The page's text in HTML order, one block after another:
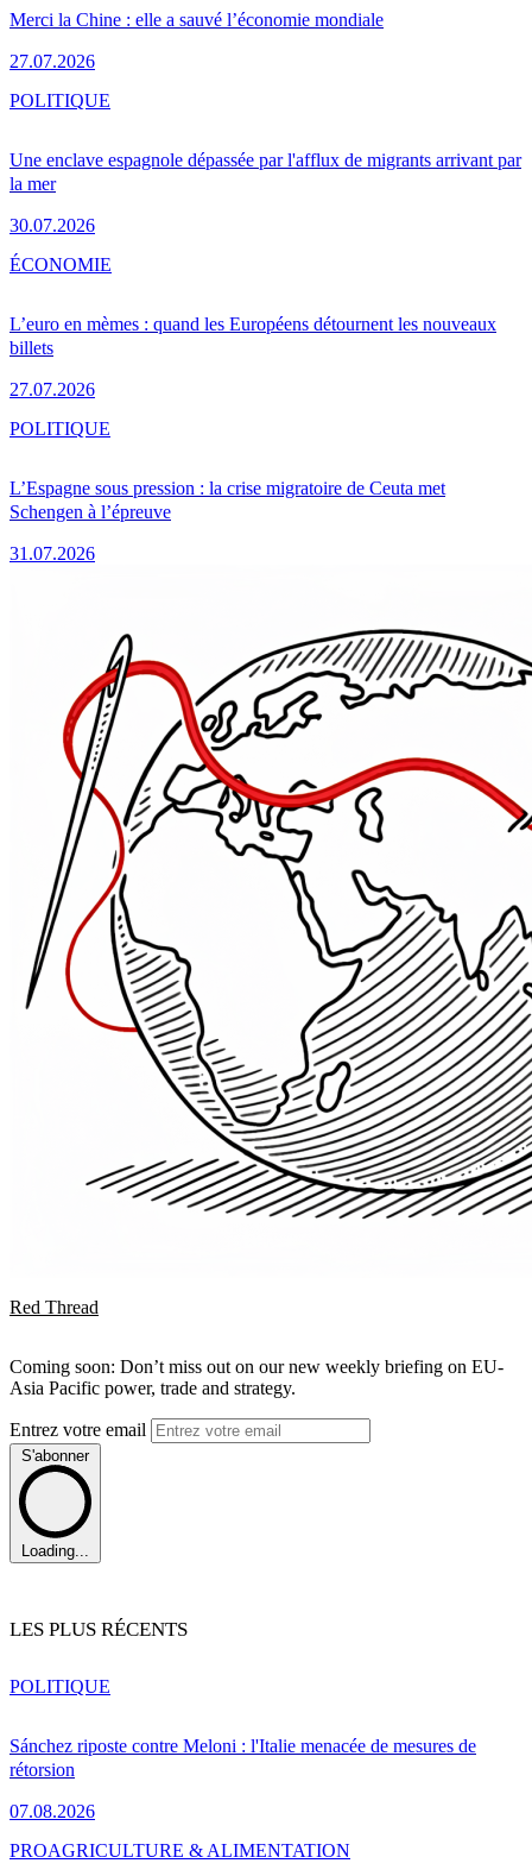
Merci la Chine : elle a sauvé l’économie mondiale
27.07.2026
Une enclave espagnole dépassée par l'afflux de migrants arrivant par
la mer
30.07.2026
POLITIQUE
L’euro en mèmes : quand les Européens détournent les nouveaux
billets
27.07.2026
ÉCONOMIE
L’Espagne sous pression : la crise migratoire de Ceuta met
Schengen à l’épreuve
31.07.2026
POLITIQUE
Red Thread
Coming soon: Don’t miss out on our new weekly briefing on EU-
Asia Pacific power, trade and strategy.
Entrez votre email
S'abonner
Loading...
LES PLUS RÉCENTS
Sánchez riposte contre Meloni : l'Italie menacée de mesures de
rétorsion
07.08.2026
POLITIQUE
PROAGRICULTURE & ALIMENTATION